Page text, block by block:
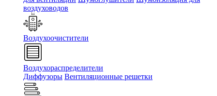
воздуховодов
Воздухоочистители
Воздухораспределители
Диффузоры Вентиляционные решетки